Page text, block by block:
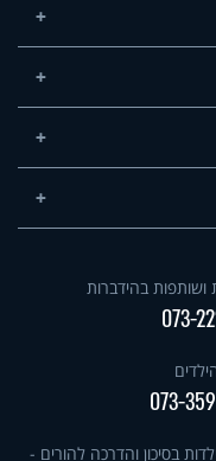
ושותפות בהידברות
073-
073-
בסיכון והדרכה להורים -